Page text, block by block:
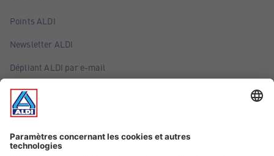
Points ALDI
Newsletter ALDI
Dépliant ALDI par e-mail
Offres
Infos essentielles